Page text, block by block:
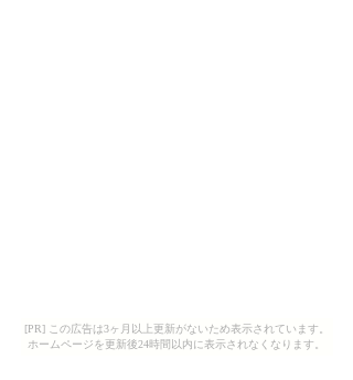
[PR] この広告は3ヶ月以上更新がないため表示されています。
ホームページを更新後24時間以内に表示されなくなります。